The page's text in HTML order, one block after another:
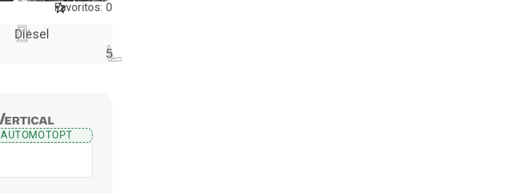
Favoritos: 0
Diesel
5
AUTOMOTOPT